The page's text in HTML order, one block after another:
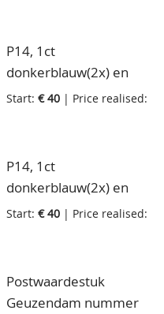
P14, 1ct
donkerblauw(2x) en
P19, 5ct donkerblauw,
doorgestuurd naar
Leeuwarden en daar
terecht beport, 29-5-
1896
Start: € 40 | Price realised:
P14, 1ct
donkerblauw(2x) en
P19, 5ct donkerblauw,
1896
Start: € 40 | Price realised:
Postwaardestuk
Geuzendam nummer